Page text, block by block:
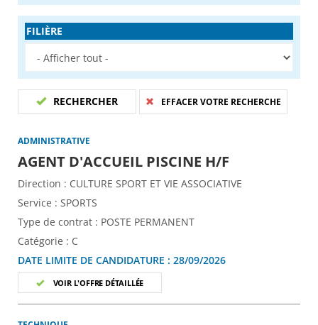
FILIÈRE
RECHERCHER EFFACER VOTRE RECHERCHE
ADMINISTRATIVE
AGENT D'ACCUEIL PISCINE H/F
Direction : CULTURE SPORT ET VIE ASSOCIATIVE
Service : SPORTS
Type de contrat : POSTE PERMANENT
Catégorie : C
DATE LIMITE DE CANDIDATURE : 28/09/2026
VOIR L'OFFRE DÉTAILLÉE